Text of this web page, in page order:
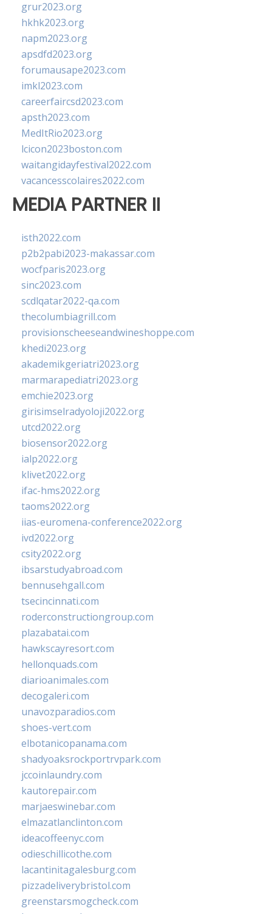
grur2023.org
hkhk2023.org
napm2023.org
apsdfd2023.org
forumausape2023.com
imkl2023.com
careerfaircsd2023.com
apsth2023.com
MedItRio2023.org
lcicon2023boston.com
waitangidayfestival2022.com
vacancesscolaires2022.com
MEDIA PARTNER II
isth2022.com
p2b2pabi2023-makassar.com
wocfparis2023.org
sinc2023.com
scdlqatar2022-qa.com
thecolumbiagrill.com
provisionscheeseandwineshoppe.com
khedi2023.org
akademikgeriatri2023.org
marmarapediatri2023.org
emchie2023.org
girisimselradyoloji2022.org
utcd2022.org
biosensor2022.org
ialp2022.org
klivet2022.org
ifac-hms2022.org
taoms2022.org
iias-euromena-conference2022.org
ivd2022.org
csity2022.org
ibsarstudyabroad.com
bennusehgall.com
tsecincinnati.com
roderconstructiongroup.com
plazabatai.com
hawkscayresort.com
hellonquads.com
diarioanimales.com
decogaleri.com
unavozparadios.com
shoes-vert.com
elbotanicopanama.com
shadyoaksrockportrvpark.com
jccoinlaundry.com
kautorepair.com
marjaeswinebar.com
elmazatlanclinton.com
ideacoffeenyc.com
odieschillicothe.com
lacantinitagalesburg.com
pizzadeliverybristol.com
greenstarsmogcheck.com